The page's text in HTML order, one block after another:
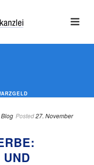
Blog Posted27. November